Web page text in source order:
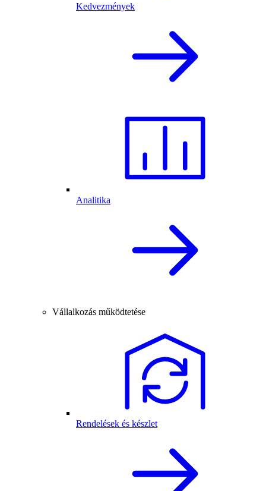
Kedvezmények
Analitika
Vállalkozás működtetése
Rendelések és készlet